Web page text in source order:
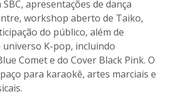
apresentações de dança
workshop aberto de Taiko,
do público, além de
K-pop, incluindo
Comet e do Cover Black Pink. O
para karaokê, artes marciais e